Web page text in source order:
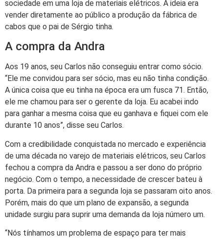
sociedade em uma loja de materiais elétricos. A ideia era
vender diretamente ao público a produção da fábrica de
cabos que o pai de Sérgio tinha.
A compra da Andra
Aos 19 anos, seu Carlos não conseguiu entrar como sócio.
“Ele me convidou para ser sócio, mas eu não tinha condição.
A única coisa que eu tinha na época era um fusca 71. Então,
ele me chamou para ser o gerente da loja. Eu acabei indo
para ganhar a mesma coisa que eu ganhava e fiquei com ele
durante 10 anos”, disse seu Carlos.
Com a credibilidade conquistada no mercado e experiência
de uma década no varejo de materiais elétricos, seu Carlos
fechou a compra da Andra e passou a ser dono do próprio
negócio. Com o tempo, a necessidade de crescer bateu à
porta. Da primeira para a segunda loja se passaram oito anos.
Porém, mais do que um plano de expansão, a segunda
unidade surgiu para suprir uma demanda da loja número um.
“Nós tínhamos um problema de espaço para ter mais